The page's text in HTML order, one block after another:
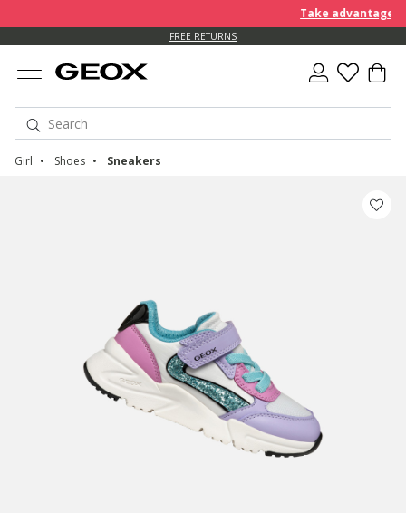
Take advantage of
FREE RETURNS
Girl Shoes Sneakers